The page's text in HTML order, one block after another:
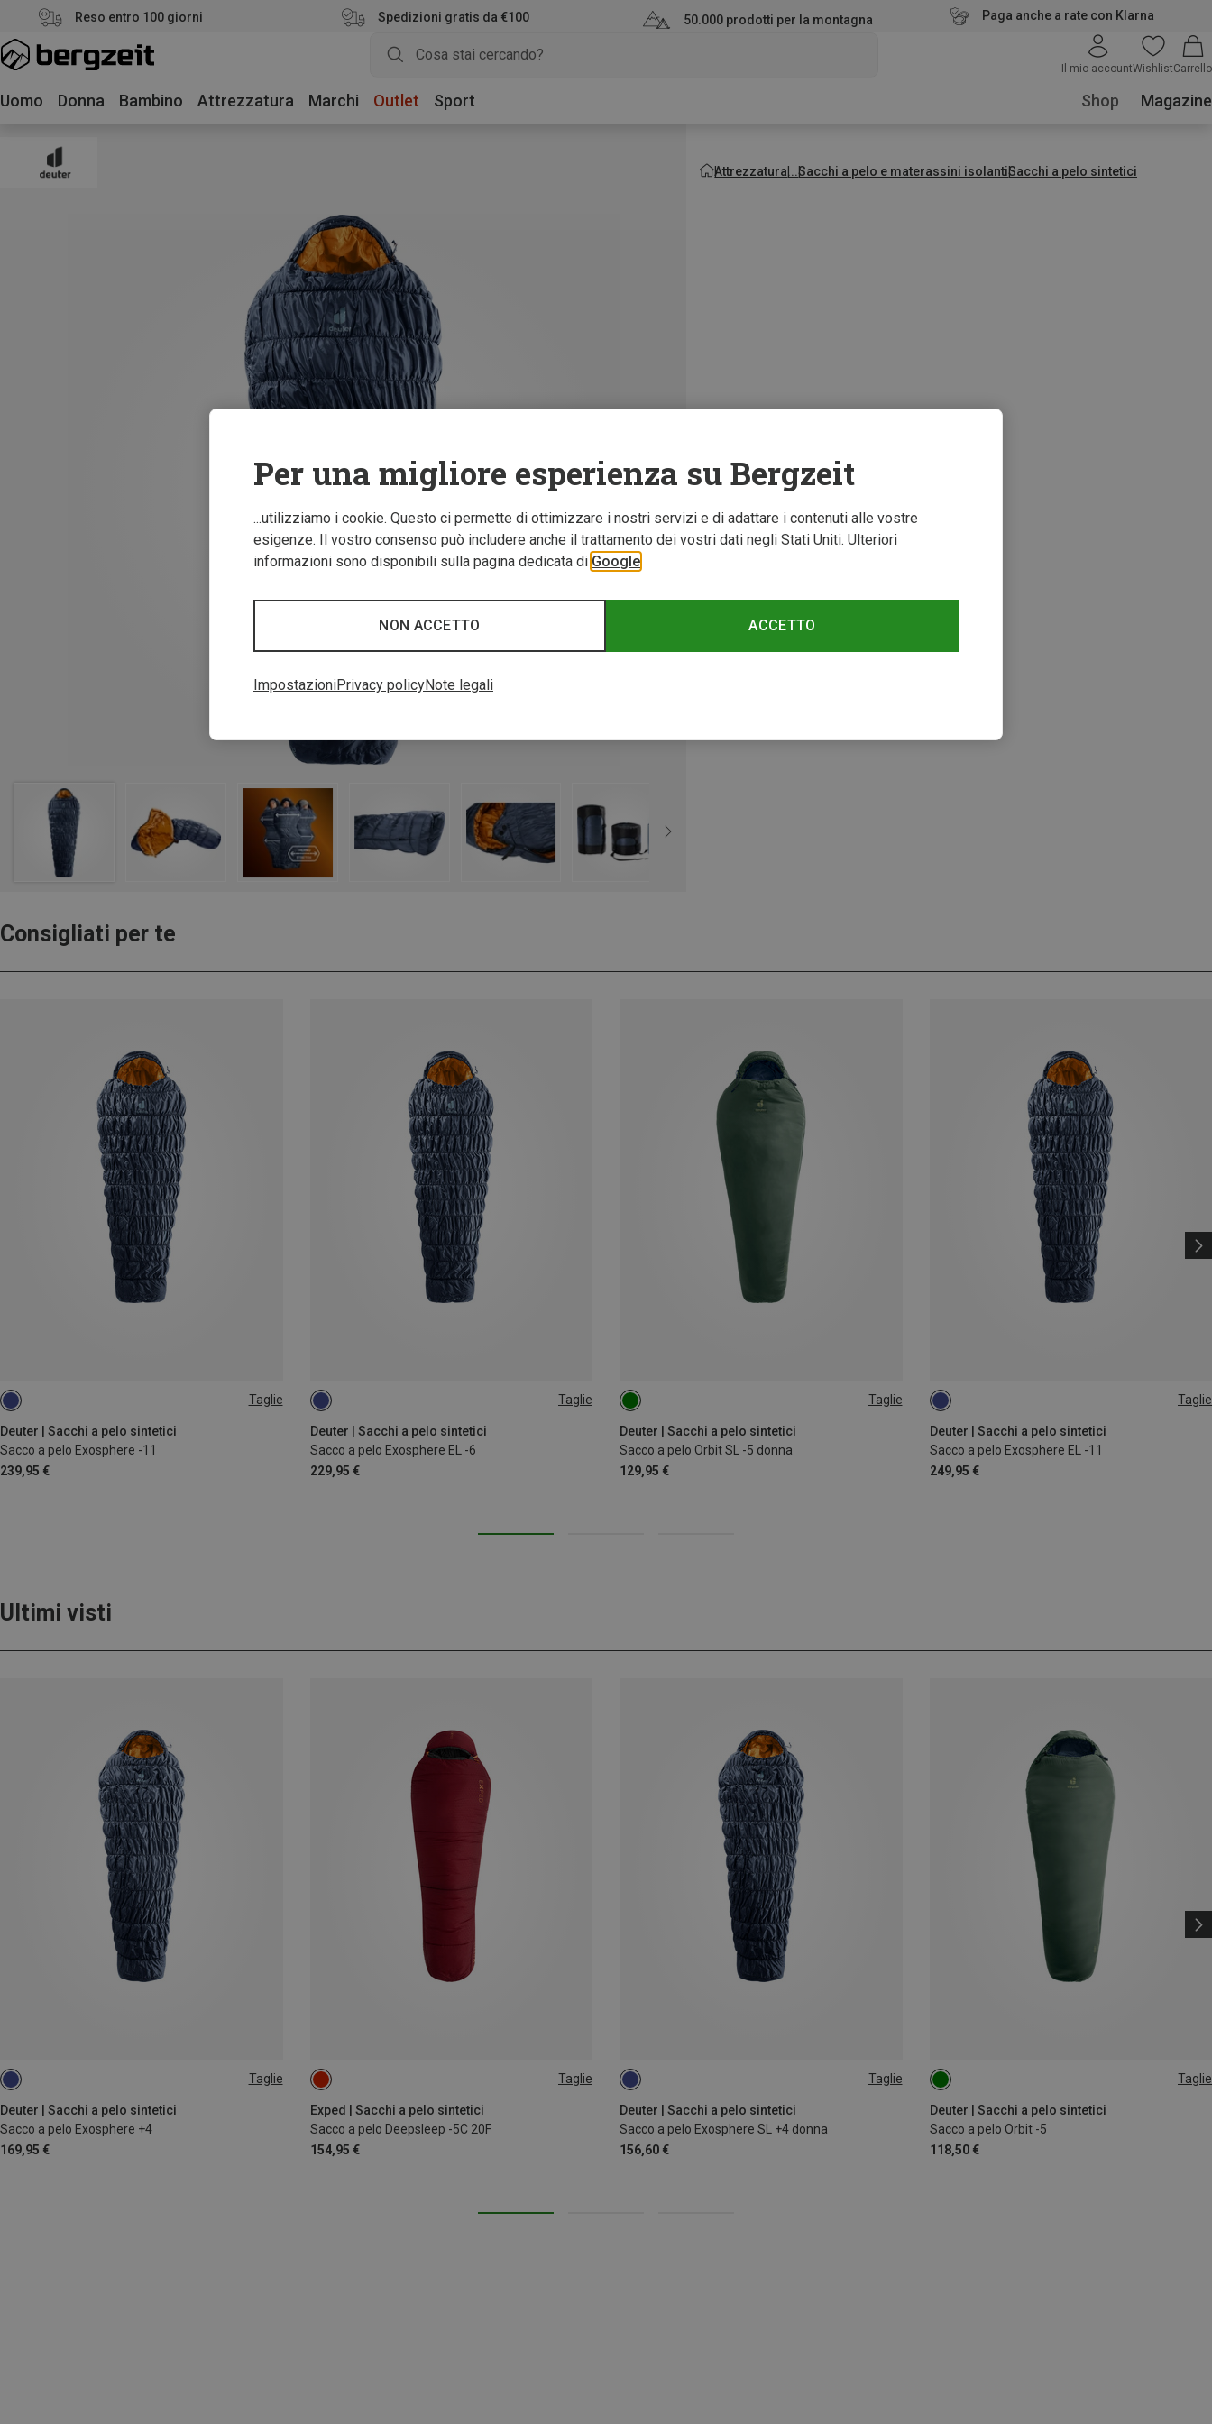
Reso entro 100 giorni Spedizioni gratis da €100 50.000 prodotti per la montagna Paga anche a rate con Klarna
Il mio accountWishlistCarrello
Uomo Donna Bambino Attrezzatura Marchi Outlet Sport Shop Magazine
Attrezzatura Sacchi a pelo e materassini isolantiSacchi a pelo sintetici
Consigliati per te
Taglie
Deuter | Sacchi a pelo sintetici
Sacco a pelo Exosphere -11
239,95 €
MAX. 185CM | LEFT Taglie
Deuter | Sacchi a pelo sintetici
Sacco a pelo Exosphere EL -6
229,95 €
MAX. 200CM | LEFT Taglie
Deuter | Sacchi a pelo sintetici
Sacco a pelo Orbit SL -5 donna
129,95 €
MAX. 175CM | LEFT Taglie
Deuter | Sacchi a pelo sintetici
Sacco a pelo Exosphere EL -11
249,95 €
MAX. 200CM | LEFT
Ultimi visti
Taglie
Deuter | Sacchi a pelo sintetici
Sacco a pelo Exosphere +4
169,95 €
MAX. 185CM | LEFT Taglie
Exped | Sacchi a pelo sintetici
Sacco a pelo Deepsleep -5C 20F
154,95 €
MAX. 195CM
MAX. 180CM | LEFT
MAX. 195CM | LEFT
Taglie
Deuter | Sacchi a pelo sintetici
Sacco a pelo Exosphere SL +4 donna
156,60 €
MAX. 175CM | LEFT Taglie
Deuter | Sacchi a pelo sintetici
Sacco a pelo Orbit -5
118,50 €
MAX. 185CM | LEFT
Per una migliore esperienza su Bergzeit
...utilizziamo i cookie. Questo ci permette di ottimizzare i nostri servizi e di adattare i contenuti alle vostre
esigenze. Il vostro consenso può includere anche il trattamento dei vostri dati negli Stati Uniti. Ulteriori
informazioni sono disponibili sulla pagina dedicata di Google
ACCETTO
NON ACCETTO
ImpostazioniPrivacy policyNote legali